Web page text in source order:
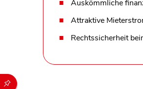
Durch die folgenden Buttons können Sie
Auskömmliche
Attraktive
Rechtssicherheit